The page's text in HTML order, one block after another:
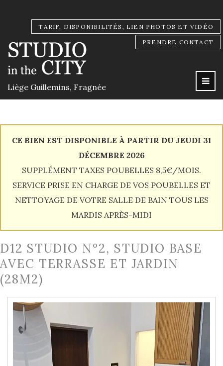
TARIF, DISPONIBILITÉS, LIEN PHOTOS ET VIDÉO
PRENDRE CONTACT
Liège Guillemins, Fragnée
CE BIEN EST DISPONIBLE À PARTIR DU JEUDI 31
DÉCEMBRE 2026
SUPPLÉMENT TAXES POUBELLES 8,5€/MOIS.
SERVICE PRISE EN CHARGE DE VOS POUBELLES ET
NETTOYAGE DE VOTRE SALLE DE BAIN TOUS LES
MARDIS APRÈS-MIDI
D12 STUDIO N°2, STUDIO BASE
AVEC TERRASSE ET JARDIN
(28M2)